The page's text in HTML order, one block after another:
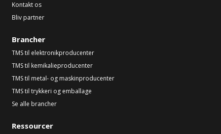
Kontakt os
Bliv partner
Brancher
TMS til elektronikproducenter
TMS til kemikalieproducenter
TMS til metal- og maskinproducenter
TMS til trykkeri og emballage
Se alle brancher
Ressourcer